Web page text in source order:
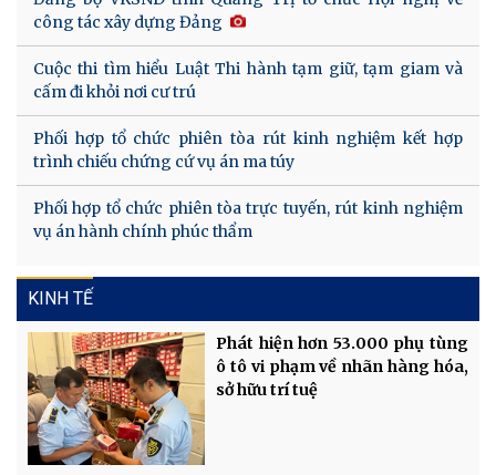
công tác xây dựng Đảng
Cuộc thi tìm hiểu Luật Thi hành tạm giữ, tạm giam và
cấm đi khỏi nơi cư trú
Phối hợp tổ chức phiên tòa rút kinh nghiệm kết hợp
trình chiếu chứng cứ vụ án ma túy
Phối hợp tổ chức phiên tòa trực tuyến, rút kinh nghiệm
vụ án hành chính phúc thẩm
KINH TẾ
Phát hiện hơn 53.000 phụ tùng
ô tô vi phạm về nhãn hàng hóa,
sở hữu trí tuệ